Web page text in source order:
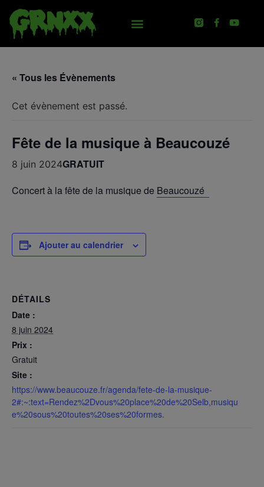
« Tous les Évènements
Cet évènement est passé.
Fête de la musique à Beaucouzé
8 juin 2024GRATUIT
Concert à la fête de la musique de Beaucouzé
Ajouter au calendrier
DÉTAILS
Date :
8 juin 2024
Prix :
Gratuit
Site :
https://www.beaucouze.fr/agenda/fete-de-la-musique-
2#:~:text=Rendez%2Dvous%20place%20de%20Selb,musiqu
e%20sous%20toutes%20ses%20formes.